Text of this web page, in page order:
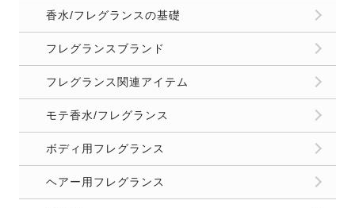
香水/フレグランスの基礎
フレグランスブランド
フレグランス関連アイテム
モテ香水/フレグランス
ボディ用フレグランス
ヘアー用フレグランス